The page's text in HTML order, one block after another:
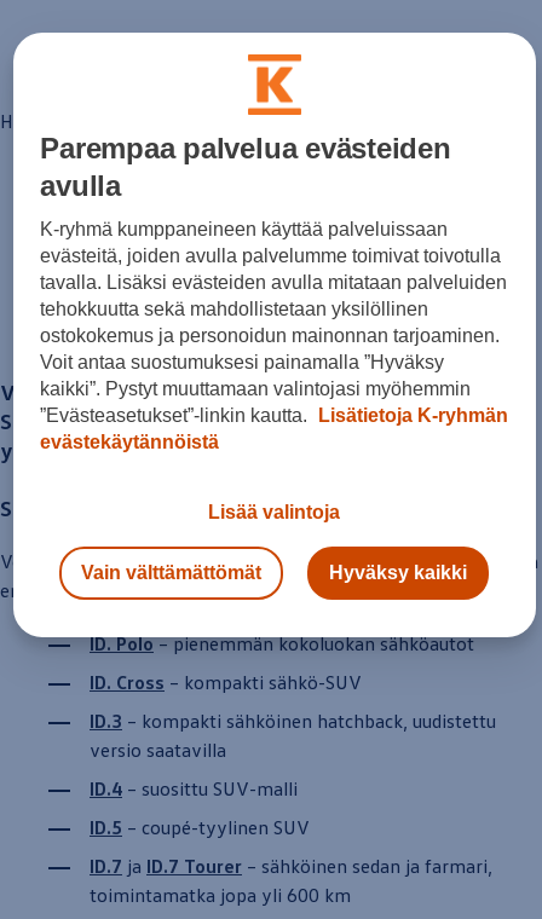
Huolto ja palvelut
Varaa huolto verkossa
Volkswagen-huolto ja vauriokorjaus
Alkuperäisosat ja lisävarusteet
Huolenpitosopimus
Ohjelmistot ja päivitykset
Renkaat ja vanteet
Ajotietopalvelut Basic ja Fleet
Digitaaliset lisäpalvelut
Löydä palveluita mallillesi
Matkapuhelimen ja ajoneuvon yhdistäminen
Päivitykset ohjelmistoihin, karttoihin ja
Volkswagen-sovellukset, kirjautuminen ja
Käyttöohjekirjat ja käyttövinkit
Yhdistettävyys
myVolkswagen
Volkswagen-tietoa
Usein kysyttyä
Uutiset
Volkswagen-tarinat
Yhteystiedot ja jälleenmyyjät
Hintoihin lisätään jälleenmyyjäkohtaiset
Löydä oma
Volkswagen-mallisi
ja ihastu.
Volkswageninautomallisto on laaja ja monipuolinen.
Se kattaa sekä perinteiset polttomoottoriautot että
yhä kasvavan sähköautomalliston.
Sähköautot (ID-mallit)
Volkswagenin sähköautot tunnistaa ID-nimestä. Mallisto tarjoaa
eri kokoluokkiin sopivia vaihtoehtoja:
ID. Polo– pienemmän kokoluokan sähköautot
ID. Cross – kompakti sähkö-SUV
ID.3 – kompakti sähköinen hatchback, uudistettu
versio saatavilla
ID.4 – suosittu SUV-malli
ID.5 – coupé-tyylinen SUV
ID.7 ja ID.7 Tourer – sähköinen sedan ja farmari,
toiminta­matka jopa yli 600 km
Parempaa palvelua evästeiden
avulla
K-ryhmä kumppaneineen käyttää palveluissaan
evästeitä, joiden avulla palvelumme toimivat toivotulla
tavalla. Lisäksi evästeiden avulla mitataan palveluiden
tehokkuutta sekä mahdollistetaan yksilöllinen
ostokokemus ja personoidun mainonnan tarjoaminen.
Voit antaa suostumuksesi painamalla ”Hyväksy
kaikki”. Pystyt muuttamaan valintojasi myöhemmin
”Evästeasetukset”-linkin kautta.
Lisätietoja K-ryhmän
evästekäytännöistä
Lisää valintoja
Vain välttämättömät Hyväksy kaikki